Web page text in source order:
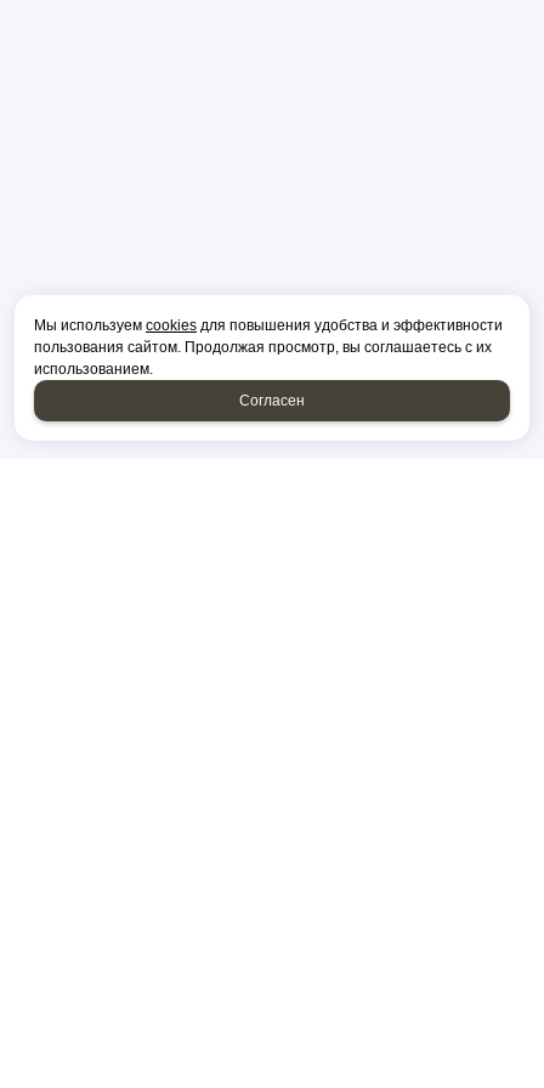
Мы используем cookies для повышения удобства и эффективности
пользования сайтом. Продолжая просмотр, вы соглашаетесь с их
использованием.
Согласен